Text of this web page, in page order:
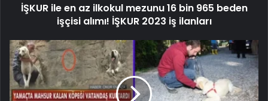
İŞKUR ile en az ilkokul mezunu 16 bin 965 beden
işçisi alımı! İŞKUR 2023 iş ilanları